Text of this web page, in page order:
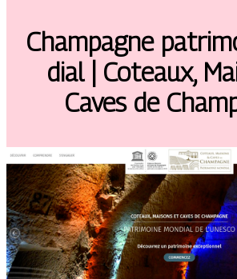
Champagne
dial | Coteaux,
Caves de